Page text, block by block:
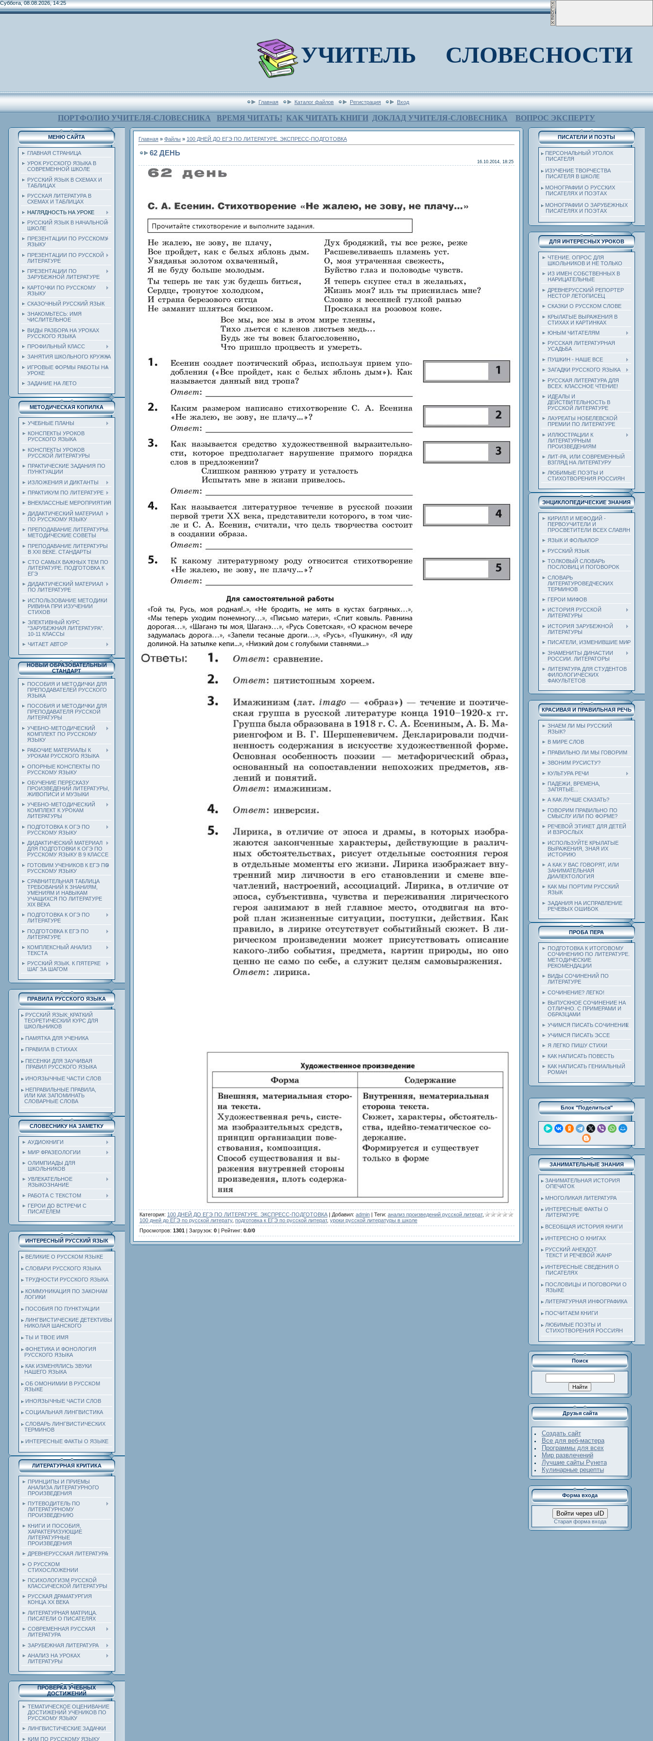
Суббота, 08.08.2026, 14:25
УЧИТЕЛЬ СЛОВЕСНОСТИ
Главная Каталог файлов Регистрация Вход
ПОРТФОЛИО УЧИТЕЛЯ-СЛОВЕСНИКА ВРЕМЯ ЧИТАТЬ! КАК ЧИТАТЬ КНИГИ ДОКЛАД УЧИТЕЛЯ-СЛОВЕСНИКА ВОПРОС ЭКСПЕРТУ
МЕНЮ САЙТА
ГЛАВНАЯ СТРАНИЦА
УРОК РУССКОГО ЯЗЫКА В
СОВРЕМЕННОЙ ШКОЛЕ
РУССКИЙ ЯЗЫК В СХЕМАХ И
ТАБЛИЦАХ
РУССКАЯ ЛИТЕРАТУРА В
СХЕМАХ И ТАБЛИЦАХ
НАГЛЯДНОСТЬ НА УРОКЕ
РУССКИЙ ЯЗЫК В НАЧАЛЬНОЙ
ШКОЛЕ
ПРЕЗЕНТАЦИИ ПО РУССКОМУ
ЯЗЫКУ
ПРЕЗЕНТАЦИИ ПО РУССКОЙ
ЛИТЕРАТУРЕ
ПРЕЗЕНТАЦИИ ПО
ЗАРУБЕЖНОЙ ЛИТЕРАТУРЕ
КАРТОЧКИ ПО РУССКОМУ
ЯЗЫКУ
СКАЗОЧНЫЙ РУССКИЙ ЯЗЫК
ЗНАКОМЬТЕСЬ: ИМЯ
ЧИСЛИТЕЛЬНОЕ
ВИДЫ РАЗБОРА НА УРОКАХ
РУССКОГО ЯЗЫКА
ПРОФИЛЬНЫЙ КЛАСС
ЗАНЯТИЯ ШКОЛЬНОГО КРУЖКА
ИГРОВЫЕ ФОРМЫ РАБОТЫ НА
УРОКЕ
ЗАДАНИЕ НА ЛЕТО
МЕТОДИЧЕСКАЯ КОПИЛКА
УЧЕБНЫЕ ПЛАНЫ
КОНСПЕКТЫ УРОКОВ
РУССКОГО ЯЗЫКА
КОНСПЕКТЫ УРОКОВ
РУССКОЙ ЛИТЕРАТУРЫ
ПРАКТИЧЕСКИЕ ЗАДАНИЯ ПО
ПУНКТУАЦИИ
ИЗЛОЖЕНИЯ И ДИКТАНТЫ
ПРАКТИКУМ ПО ЛИТЕРАТУРЕ
ВНЕКЛАССНЫЕ МЕРОПРИЯТИЯ
ДИДАКТИЧЕСКИЙ МАТЕРИАЛ
ПО РУССКОМУ ЯЗЫКУ
ПРЕПОДАВАНИЕ ЛИТЕРАТУРЫ.
МЕТОДИЧЕСКИЕ СОВЕТЫ
ПРЕПОДАВАНИЕ ЛИТЕРАТУРЫ
В XXI ВЕКЕ. СТАНДАРТЫ
СТО САМЫХ ВАЖНЫХ ТЕМ ПО
ЛИТЕРАТУРЕ. ПОДГОТОВКА К
ЕГЭ
ДИДАКТИЧЕСКИЙ МАТЕРИАЛ
ПО ЛИТЕРАТУРЕ
ИСПОЛЬЗОВАНИЕ МЕТОДИКИ
РИВИНА ПРИ ИЗУЧЕНИИ
СТИХОВ
ЭЛЕКТИВНЫЙ КУРС
"ЗАРУБЕЖНАЯ ЛИТЕРАТУРА".
10-11 КЛАССЫ
ЧИТАЕТ АВТОР
НОВЫЙ ОБРАЗОВАТЕЛЬНЫЙ
СТАНДАРТ
ПОСОБИЯ И МЕТОДИЧКИ ДЛЯ
ПРЕПОДАВАТЕЛЕЙ РУССКОГО
ЯЗЫКА
ПОСОБИЯ И МЕТОДИЧКИ ДЛЯ
ПРЕПОДАВАТЕЛЯ РУССКОЙ
ЛИТЕРАТУРЫ
УЧЕБНО-МЕТОДИЧЕСКИЙ
КОМПЛЕКТ ПО РУССКОМУ
ЯЗЫКУ
РАБОЧИЕ МАТЕРИАЛЫ К
УРОКАМ РУССКОГО ЯЗЫКА
ОПОРНЫЕ КОНСПЕКТЫ ПО
РУССКОМУ ЯЗЫКУ
ОБУЧЕНИЕ ПЕРЕСКАЗУ
ПРОИЗВЕДЕНИЙ ЛИТЕРАТУРЫ,
ЖИВОПИСИ И МУЗЫКИ
УЧЕБНО-МЕТОДИЧЕСКИЙ
КОМПЛЕКТ К УРОКАМ
ЛИТЕРАТУРЫ
ПОДГОТОВКА К ОГЭ ПО
РУССКОМУ ЯЗЫКУ
ДИДАКТИЧЕСКИЙ МАТЕРИАЛ
ДЛЯ ПОДГОТОВКИ К ОГЭ ПО
РУССКОМУ ЯЗЫКУ В 9 КЛАССЕ
ГОТОВИМ УЧЕНИКОВ К ЕГЭ ПО
РУССКОМУ ЯЗЫКУ
СРАВНИТЕЛЬНАЯ ТАБЛИЦА
ТРЕБОВАНИЙ К ЗНАНИЯМ,
УМЕНИЯМ И НАВЫКАМ
УЧАЩИХСЯ ПО ЛИТЕРАТУРЕ
ХIХ ВЕКА
ПОДГОТОВКА К ОГЭ ПО
ЛИТЕРАТУРЕ
ПОДГОТОВКА К ЕГЭ ПО
ЛИТЕРАТУРЕ
КОМПЛЕКСНЫЙ АНАЛИЗ
ТЕКСТА
РУССКИЙ ЯЗЫК. К ПЯТЕРКЕ
ШАГ ЗА ШАГОМ
ПРАВИЛА РУССКОГО ЯЗЫКА
РУССКИЙ ЯЗЫК: КРАТКИЙ
ТЕОРЕТИЧЕСКИЙ КУРС ДЛЯ
ШКОЛЬНИКОВ
ПАМЯТКА ДЛЯ УЧЕНИКА
ПРАВИЛА В СТИХАХ
ПЕСЕНКИ ДЛЯ ЗАУЧИВАЯ
ПРАВИЛ РУССКОГО ЯЗЫКА
ИНОЯЗЫЧНЫЕ ЧАСТИ СЛОВ
НЕПРАВИЛЬНЫЕ ПРАВИЛА,
ИЛИ КАК ЗАПОМИНАТЬ
СЛОВАРНЫЕ СЛОВА
СЛОВЕСНИКУ НА ЗАМЕТКУ
АУДИОКНИГИ
МИР ФРАЗЕОЛОГИИ
ОЛИМПИАДЫ ДЛЯ
ШКОЛЬНИКОВ
УВЛЕКАТЕЛЬНОЕ
ЯЗЫКОЗНАНИЕ
РАБОТА С ТЕКСТОМ
ГЕРОИ ДО ВСТРЕЧИ С
ПИСАТЕЛЕМ
ИНТЕРЕСНЫЙ РУССКИЙ ЯЗЫК
ВЕЛИКИЕ О РУССКОМ ЯЗЫКЕ
СЛОВАРИ РУССКОГО ЯЗЫКА
ТРУДНОСТИ РУССКОГО ЯЗЫКА
КОММУНИКАЦИЯ ПО ЗАКОНАМ
ЛОГИКИ
ПОСОБИЯ ПО ПУНКТУАЦИИ
ЛИНГВИСТИЧЕСКИЕ ДЕТЕКТИВЫ
НИКОЛАЯ ШАНСКОГО
ТЫ И ТВОЕ ИМЯ
ФОНЕТИКА И ФОНОЛОГИЯ
РУССКОГО ЯЗЫКА
КАК ИЗМЕНЯЛИСЬ ЗВУКИ
НАШЕГО ЯЗЫКА
ОБ ОМОНИМИИ В РУССКОМ
ЯЗЫКЕ
ИНОЯЗЫЧНЫЕ ЧАСТИ СЛОВ
СОЦИАЛЬНАЯ ЛИНГВИСТИКА
СЛОВАРЬ ЛИНГВИСТИЧЕСКИХ
ТЕРМИНОВ
ИНТЕРЕСНЫЕ ФАКТЫ О ЯЗЫКЕ
ЛИТЕРАТУРНАЯ КРИТИКА
ПРИНЦИПЫ И ПРИЕМЫ
АНАЛИЗА ЛИТЕРАТУРНОГО
ПРОИЗВЕДЕНИЯ
ПУТЕВОДИТЕЛЬ ПО
ЛИТЕРАТУРНОМУ
ПРОИЗВЕДЕНИЮ
КНИГИ И ПОСОБИЯ,
ХАРАКТЕРИЗУЮЩИЕ
ЛИТЕРАТУРНЫЕ
ПРОИЗВЕДЕНИЯ
ДРЕВНЕРУССКАЯ ЛИТЕРАТУРА
О РУССКОМ
СТИХОСЛОЖЕНИИ
ПСИХОЛОГИЗМ РУССКОЙ
КЛАССИЧЕСКОЙ ЛИТЕРАТУРЫ
РУССКАЯ ДРАМАТУРГИЯ
КОНЦА ХХ ВЕКА
ЛИТЕРАТУРНАЯ МАТРИЦА.
ПИСАТЕЛИ О ПИСАТЕЛЯХ
СОВРЕМЕННАЯ РУССКАЯ
ЛИТЕРАТУРА
ЗАРУБЕЖНАЯ ЛИТЕРАТУРА
АНАЛИЗ НА УРОКАХ
ЛИТЕРАТУРЫ
ПРОВЕРКА УЧЕБНЫХ
ДОСТИЖЕНИЙ
ТЕМАТИЧЕСКОЕ ОЦЕНИВАНИЕ
ДОСТИЖЕНИЙ УЧЕНИКОВ ПО
РУССКОМУ ЯЗЫКУ
ЛИНГВИСТИЧЕСКИЕ ЗАДАЧКИ
КИМ ПО РУССКОМУ ЯЗЫКУ
Главная » Файлы » 100 ДНЕЙ ДО ЕГЭ ПО ЛИТЕРАТУРЕ. ЭКСПРЕСС-ПОДГОТОВКА
62 ДЕНЬ
16.10.2014, 18:25
Категория: 100 ДНЕЙ ДО ЕГЭ ПО ЛИТЕРАТУРЕ. ЭКСПРЕСС-ПОДГОТОВКА | Добавил: admin | Теги: анализ произведений русской литерат,
100 дней до ЕГЭ по русской литерату, подготовка к ЕГЭ по русской литерат, уроки русской литературы в школе
Просмотров: 1301 | Загрузок: 0 | Рейтинг: 0.0/0
ПИСАТЕЛИ И ПОЭТЫ
ПЕРСОНАЛЬНЫЙ УГОЛОК
ПИСАТЕЛЯ
ИЗУЧЕНИЕ ТВОРЧЕСТВА
ПИСАТЕЛЯ В ШКОЛЕ
МОНОГРАФИИ О РУССКИХ
ПИСАТЕЛЯХ И ПОЭТАХ
МОНОГРАФИИ О ЗАРУБЕЖНЫХ
ПИСАТЕЛЯХ И ПОЭТАХ
ДЛЯ ИНТЕРЕСНЫХ УРОКОВ
ЧТЕНИЕ. ОПРОС ДЛЯ
ШКОЛЬНИКОВ И НЕ ТОЛЬКО
ИЗ ИМЕН СОБСТВЕННЫХ В
НАРИЦАТЕЛЬНЫЕ
ДРЕВНЕРУССКИЙ РЕПОРТЕР
НЕСТОР ЛЕТОПИСЕЦ
СКАЗКИ О РУССКОМ СЛОВЕ
КРЫЛАТЫЕ ВЫРАЖЕНИЯ В
СТИХАХ И КАРТИНКАХ
ЮНЫМ ЧИТАТЕЛЯМ
РУССКАЯ ЛИТЕРАТУРНАЯ
УСАДЬБА
ПУШКИН - НАШЕ ВСЕ
ЗАГАДКИ РУССКОГО ЯЗЫКА
РУССКАЯ ЛИТЕРАТУРА ДЛЯ
ВСЕХ. КЛАССНОЕ ЧТЕНИЕ!
ИДЕАЛЫ И
ДЕЙСТВИТЕЛЬНОСТЬ В
РУССКОЙ ЛИТЕРАТУРЕ
ЛАУРЕАТЫ НОБЕЛЕВСКОЙ
ПРЕМИИ ПО ЛИТЕРАТУРЕ
ИЛЛЮСТРАЦИИ К
ЛИТЕРАТУРНЫМ
ПРОИЗВЕДЕНИЯМ
ЛИТ-РА, ИЛИ СОВРЕМЕННЫЙ
ВЗГЛЯД НА ЛИТЕРАТУРУ
ЛЮБИМЫЕ ПОЭТЫ И
СТИХОТВОРЕНИЯ РОССИЯН
ЭНЦИКЛОПЕДИЧЕСКИЕ ЗНАНИЯ
КИРИЛЛ И МЕФОДИЙ -
ПЕРВОУЧИТЕЛИ И
ПРОСВЕТИТЕЛИ ВСЕХ СЛАВЯН
ЯЗЫК И ФОЛЬКЛОР
РУССКИЙ ЯЗЫК
ТОЛКОВЫЙ СЛОВАРЬ
ПОСЛОВИЦ И ПОГОВОРОК
СЛОВАРЬ
ЛИТЕРАТУРОВЕДЧЕСКИХ
ТЕРМИНОВ
ГЕРОИ МИФОВ
ИСТОРИЯ РУССКОЙ
ЛИТЕРАТУРЫ
ИСТОРИЯ ЗАРУБЕЖНОЙ
ЛИТЕРАТУРЫ
ПИСАТЕЛИ, ИЗМЕНИВШИЕ МИР
ЗНАМЕНИТЫ ДИНАСТИИ
РОССИИ. ЛИТЕРАТОРЫ
ЛИТЕРАТУРА ДЛЯ СТУДЕНТОВ
ФИЛОЛОГИЧЕСКИХ
ФАКУЛЬТЕТОВ
КРАСИВАЯ И ПРАВИЛЬНАЯ РЕЧЬ
ЗНАЕМ ЛИ МЫ РУССКИЙ
ЯЗЫК?
В МИРЕ СЛОВ
ПРАВИЛЬНО ЛИ МЫ ГОВОРИМ
ЗВОНИМ РУСИСТУ?
КУЛЬТУРА РЕЧИ
ПАДЕЖИ, ВРЕМЕНА,
ЗАПЯТЫЕ...
А КАК ЛУЧШЕ СКАЗАТЬ?
ГОВОРИМ ПРАВИЛЬНО ПО
СМЫСЛУ ИЛИ ПО ФОРМЕ?
РЕЧЕВОЙ ЭТИКЕТ ДЛЯ ДЕТЕЙ
И ВЗРОСЛЫХ
ИСПОЛЬЗУЙТЕ КРЫЛАТЫЕ
ВЫРАЖЕНИЯ, ЗНАЯ ИХ
ИСТОРИЮ
А КАК У ВАС ГОВОРЯТ, ИЛИ
ЗАНИМАТЕЛЬНАЯ
ДИАЛЕКТОЛОГИЯ
КАК МЫ ПОРТИМ РУССКИЙ
ЯЗЫК
ЗАДАНИЯ НА ИСПРАВЛЕНИЕ
РЕЧЕВЫХ ОШИБОК
ПРОБА ПЕРА
ПОДГОТОВКА К ИТОГОВОМУ
СОЧИНЕНИЮ ПО ЛИТЕРАТУРЕ.
МЕТОДИЧЕСКИЕ
РЕКОМЕНДАЦИИ
ВИДЫ СОЧИНЕНИЙ ПО
ЛИТЕРАТУРЕ
СОЧИНЕНИЕ? ЛЕГКО!
ВЫПУСКНОЕ СОЧИНЕНИЕ НА
ОТЛИЧНО. С ПРИМЕРАМИ И
ОБРАЗЦАМИ
УЧИМСЯ ПИСАТЬ СОЧИНЕНИЕ
УЧИМСЯ ПИСАТЬ ЭССЕ
Я ЛЕГКО ПИШУ СТИХИ
КАК НАПИСАТЬ ПОВЕСТЬ
КАК НАПИСАТЬ ГЕНИАЛЬНЫЙ
РОМАН
Блок "Поделиться"
ЗАНИМАТЕЛЬНЫЕ ЗНАНИЯ
ЗАНИМАТЕЛЬНАЯ ИСТОРИЯ
ОПЕЧАТОК
МНОГОЛИКАЯ ЛИТЕРАТУРА
ИНТЕРЕСНЫЕ ФАКТЫ О
ЛИТЕРАТУРЕ
ВСЕОБЩАЯ ИСТОРИЯ КНИГИ
ИНТЕРЕСНО О КНИГАХ
РУССКИЙ АНЕКДОТ.
ТЕКСТ И РЕЧЕВОЙ ЖАНР
ИНТЕРЕСНЫЕ СВЕДЕНИЯ О
ПИСАТЕЛЯХ
ПОСЛОВИЦЫ И ПОГОВОРКИ О
ЯЗЫКЕ
ЛИТЕРАТУРНАЯ ИНФОГРАФИКА
ПОСЧИТАЕМ КНИГИ
ЛЮБИМЫЕ ПОЭТЫ И
СТИХОТВОРЕНИЯ РОССИЯН
Поиск
Друзья сайта
Создать сайт
Все для веб-мастера
Программы для всех
Мир развлечений
Лучшие сайты Рунета
Кулинарные рецепты
Форма входа
Войти через uID
Старая форма входа